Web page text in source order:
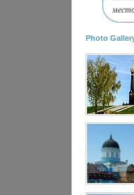
Photo